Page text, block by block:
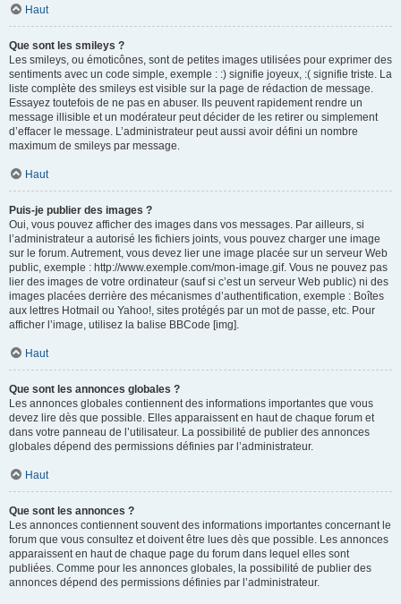
Haut
Que sont les smileys ?
Les smileys, ou émoticônes, sont de petites images utilisées pour exprimer des
sentiments avec un code simple, exemple : :) signifie joyeux, :( signifie triste. La
liste complète des smileys est visible sur la page de rédaction de message.
Essayez toutefois de ne pas en abuser. Ils peuvent rapidement rendre un
message illisible et un modérateur peut décider de les retirer ou simplement
d’effacer le message. L’administrateur peut aussi avoir défini un nombre
maximum de smileys par message.
Haut
Puis-je publier des images ?
Oui, vous pouvez afficher des images dans vos messages. Par ailleurs, si
l’administrateur a autorisé les fichiers joints, vous pouvez charger une image
sur le forum. Autrement, vous devez lier une image placée sur un serveur Web
public, exemple : http://www.exemple.com/mon-image.gif. Vous ne pouvez pas
lier des images de votre ordinateur (sauf si c’est un serveur Web public) ni des
images placées derrière des mécanismes d’authentification, exemple : Boîtes
aux lettres Hotmail ou Yahoo!, sites protégés par un mot de passe, etc. Pour
afficher l’image, utilisez la balise BBCode [img].
Haut
Que sont les annonces globales ?
Les annonces globales contiennent des informations importantes que vous
devez lire dès que possible. Elles apparaissent en haut de chaque forum et
dans votre panneau de l’utilisateur. La possibilité de publier des annonces
globales dépend des permissions définies par l’administrateur.
Haut
Que sont les annonces ?
Les annonces contiennent souvent des informations importantes concernant le
forum que vous consultez et doivent être lues dès que possible. Les annonces
apparaissent en haut de chaque page du forum dans lequel elles sont
publiées. Comme pour les annonces globales, la possibilité de publier des
annonces dépend des permissions définies par l’administrateur.